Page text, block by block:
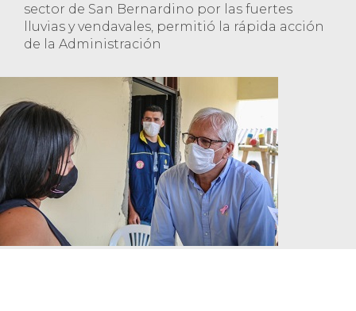
sector de San Bernardino por las fuertes
lluvias y vendavales, permitió la rápida acción
de la Administración